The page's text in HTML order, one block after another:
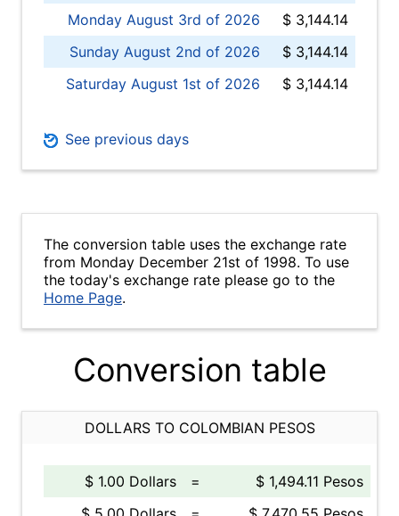
Monday August 3rd of 2026
$ 3,144.14
Sunday August 2nd of 2026
$ 3,144.14
Saturday August 1st of 2026
$ 3,144.14
See previous days
The conversion table uses the exchange rate
from Monday December 21st of 1998. To use
the today's exchange rate please go to the
Home Page.
Conversion table
DOLLARS TO COLOMBIAN PESOS
$ 1.00 Dollars =
$ 1,494.11 Pesos